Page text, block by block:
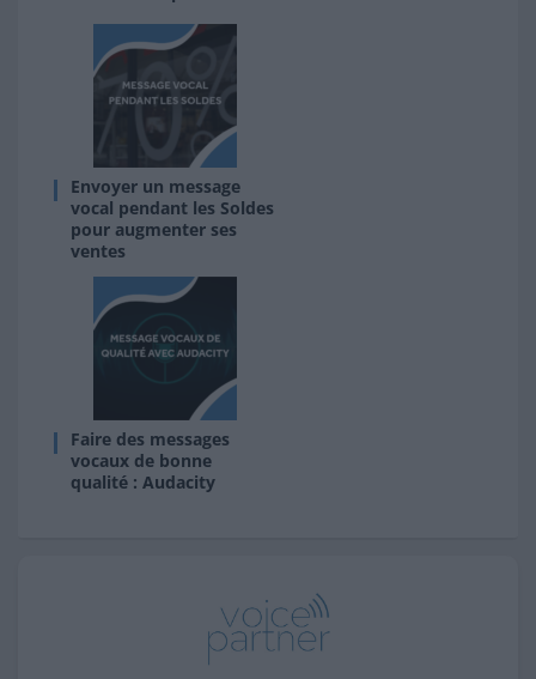
Envoyer un message
vocal pendant les Soldes
pour augmenter ses
ventes
Faire des messages
vocaux de bonne
qualité : Audacity